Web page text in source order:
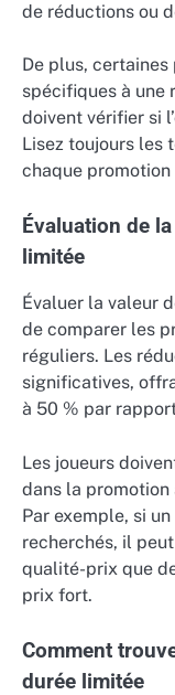
de réductions ou
De plus,
spécifiques à une
doivent vérifier si
Lisez toujours les
chaque
Évaluation de
limitée
Évaluer la valeur
de comparer les
réguliers. Les
significatives,
à 50 % par
Les joueurs
dans la promotion
Par exemple, si
recherchés, il
qualité-prix que
prix fort.
Comment
durée limitée